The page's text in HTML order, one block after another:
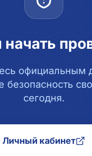
начать
официальным
безопасность
сегодня.
Личный кабинет